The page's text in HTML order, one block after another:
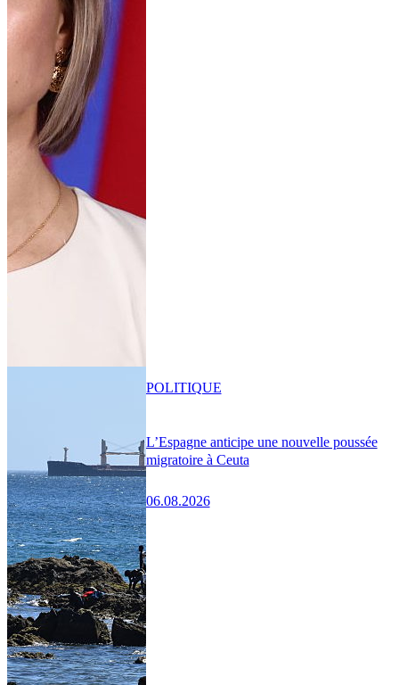
L’Espagne anticipe une nouvelle poussée
migratoire à Ceuta
06.08.2026
POLITIQUE